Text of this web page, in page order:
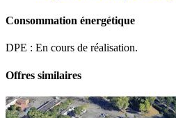
Consommation énergétique
DPE : En cours de réalisation.
Offres similaires